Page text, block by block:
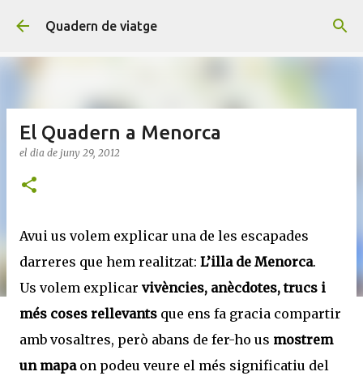
Salta al contingut principal
Quadern de viatge
El Quadern a Menorca
el dia de juny 29, 2012
Avui us volem explicar una de les escapades
darreres que hem realitzat: L’illa de Menorca.
Us volem explicar vivències, anècdotes, trucs i
més coses rellevants que ens fa gracia compartir
amb vosaltres, però abans de fer-ho us mostrem
un mapaon podeu veure el més significatiu del